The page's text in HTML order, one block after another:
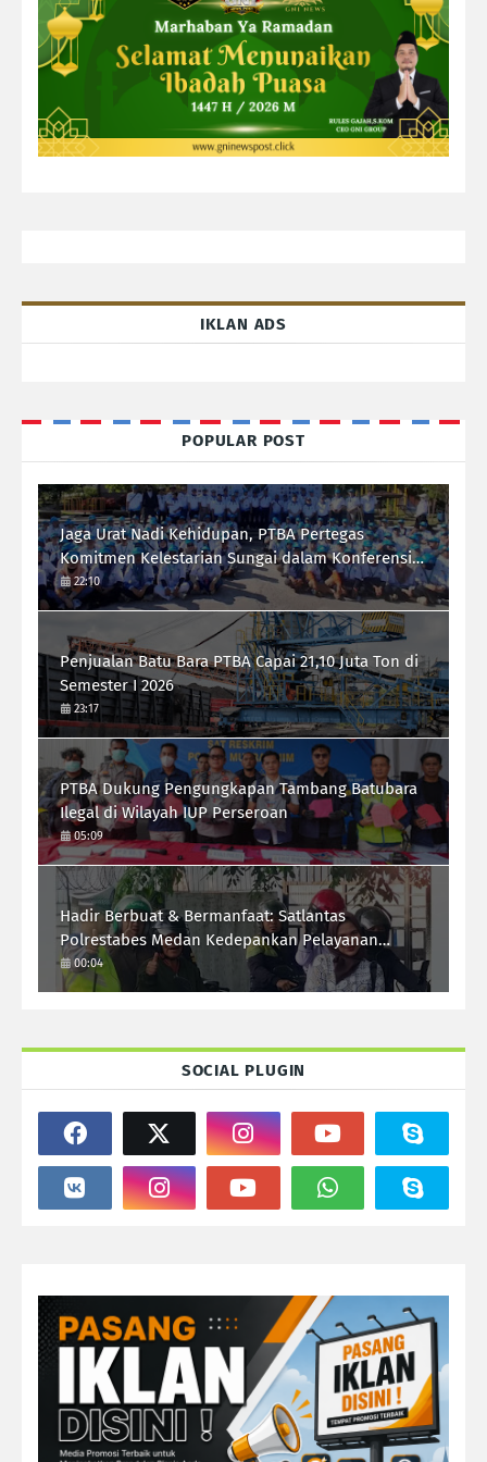
IKLAN ADS
POPULAR POST
Jaga Urat Nadi Kehidupan, PTBA Pertegas
Komitmen Kelestarian Sungai dalam Konferensi
Sungai Indonesia 2026
22:10
Penjualan Batu Bara PTBA Capai 21,10 Juta Ton di
Semester I 2026
23:17
PTBA Dukung Pengungkapan Tambang Batubara
Ilegal di Wilayah IUP Perseroan
05:09
Hadir Berbuat & Bermanfaat: Satlantas
Polrestabes Medan Kedepankan Pelayanan
Humanis Demi Lalu Lintas Aman Tertib Lancar
00:04
SOCIAL PLUGIN